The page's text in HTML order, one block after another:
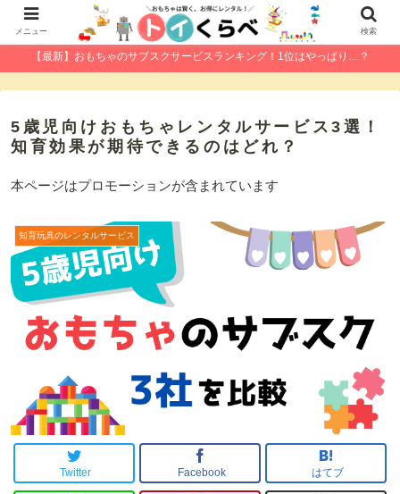
【最新】おもちゃのサブスクサービスランキング！1位はやっぱり…？
5歳児向けおもちゃレンタルサービス3選！
知育効果が期待できるのはどれ？
本ページはプロモーションが含まれています
知育玩具のレンタルサービス
Twitter Facebook はてブ
メニュー 検索